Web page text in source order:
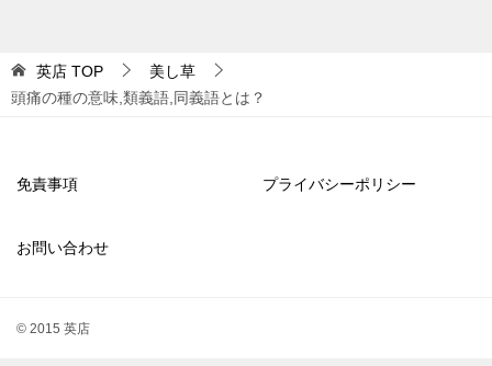
英店 TOP
美し草
頭痛の種の意味,類義語,同義語とは？
免責事項 プライバシーポリシー
お問い合わせ
© 2015 英店